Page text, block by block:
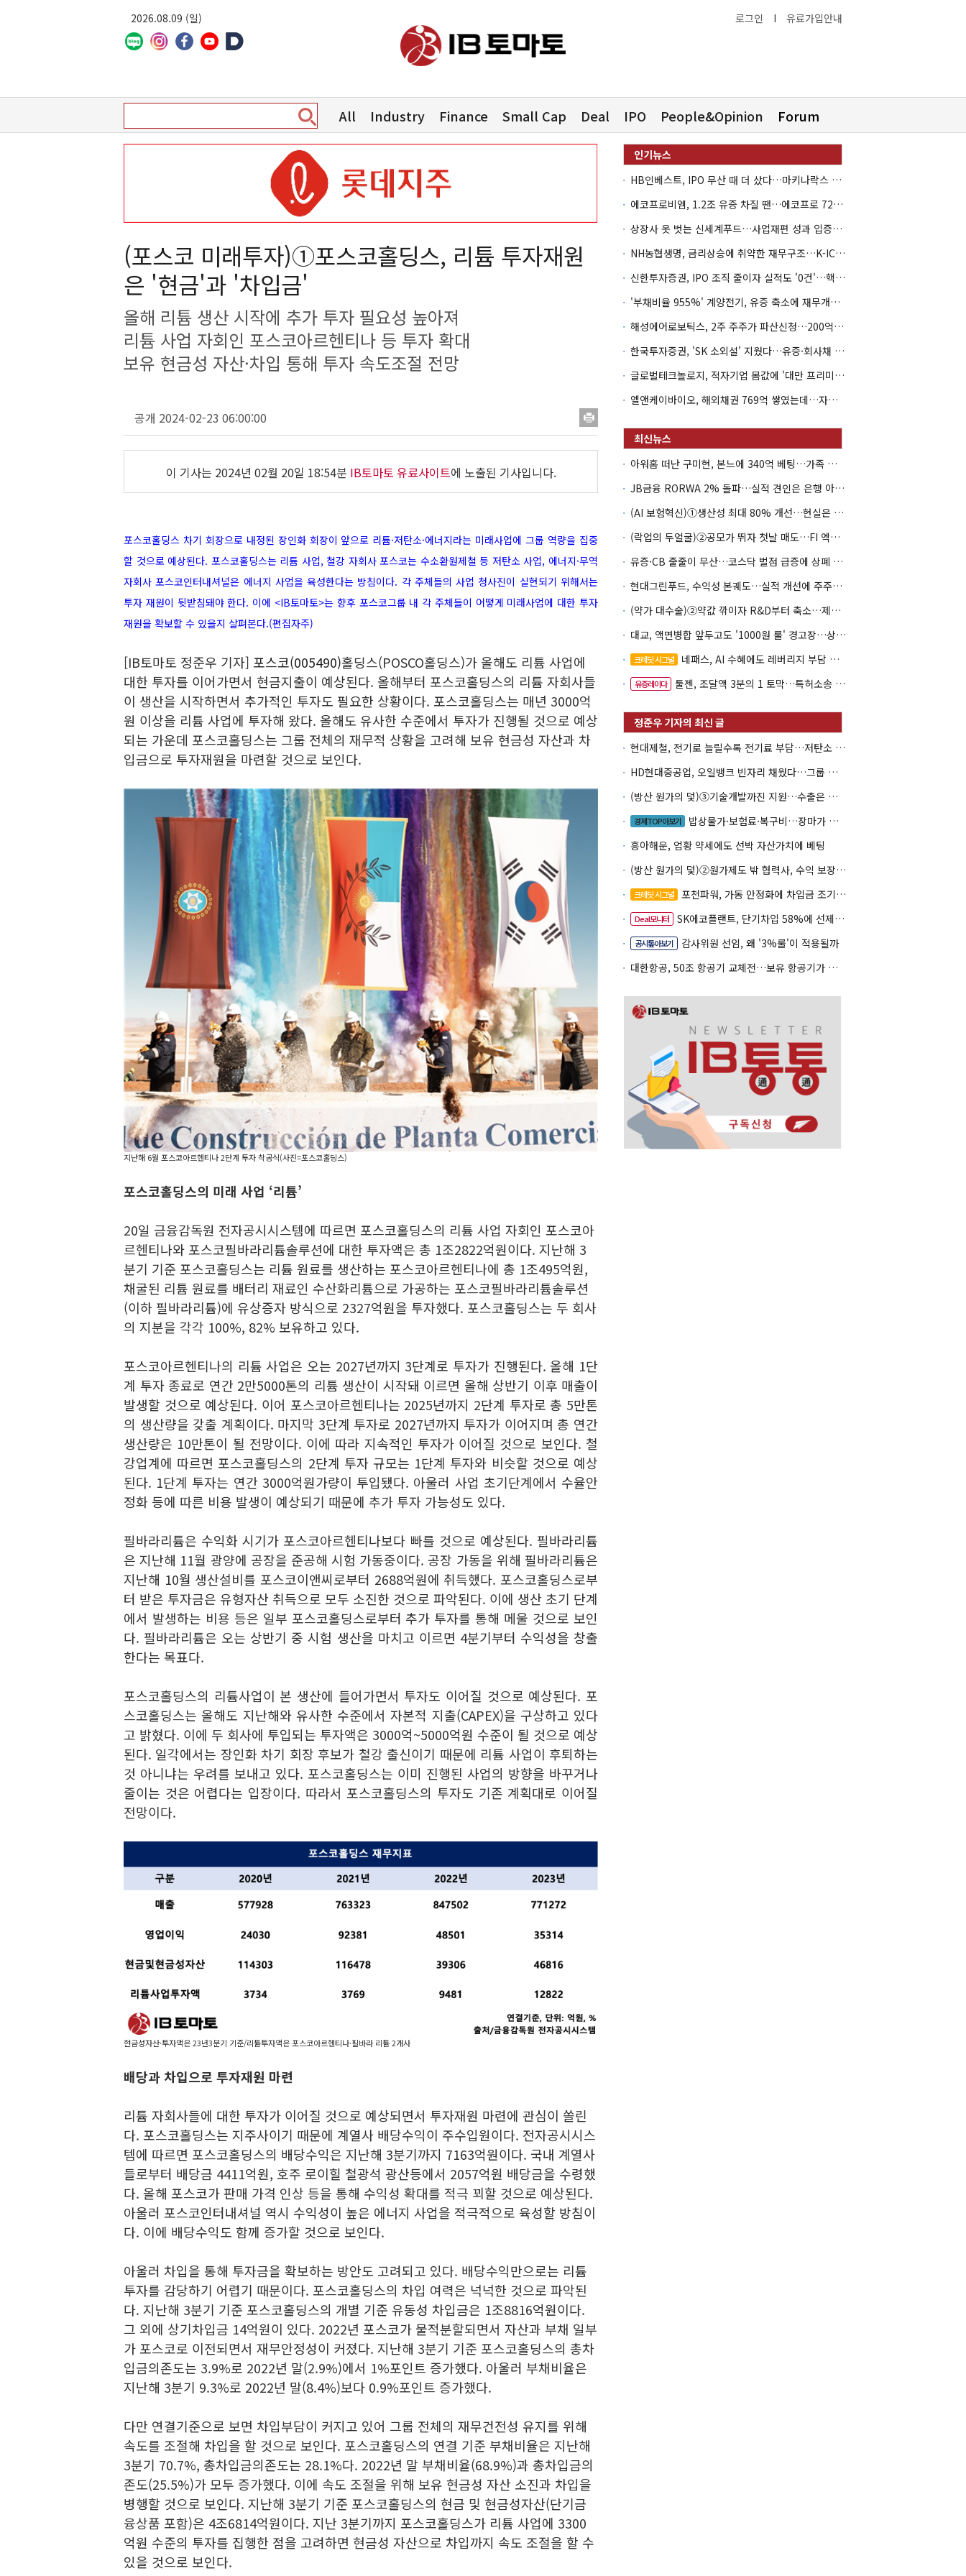
2026.08.09 (일) 로그인 I 유료가입안내
All Industry Finance Small Cap Deal IPO People&Opinion Forum
(포스코 미래투자)①포스코홀딩스, 리튬 투자재원
은 '현금'과 '차입금'
올해 리튬 생산 시작에 추가 투자 필요성 높아져
리튬 사업 자회인 포스코아르헨티나 등 투자 확대
보유 현금성 자산·차입 통해 투자 속도조절 전망
공개 2024-02-23 06:00:00
이 기사는 2024년 02월 20일 18:54분 IB토마토 유료사이트에 노출된 기사입니다.
포스코홀딩스 차기 회장으로 내정된 장인화 회장이 앞으로 리튬·저탄소·에너지라는 미래사업에 그룹 역량을 집중
할 것으로 예상된다. 포스코홀딩스는 리튬 사업, 철강 자회사 포스코는 수소환원제철 등 저탄소 사업, 에너지·무역
자회사 포스코인터내셔널은 에너지 사업을 육성한다는 방침이다. 각 주체들의 사업 청사진이 실현되기 위해서는
투자 재원이 뒷받침돼야 한다. 이에 <IB토마토>는 향후 포스코그룹 내 각 주체들이 어떻게 미래사업에 대한 투자
재원을 확보할 수 있을지 살펴본다.(편집자주)
[IB토마토 정준우 기자] 포스코(005490)홀딩스(POSCO홀딩스)가 올해도 리튬 사업에
대한 투자를 이어가면서 현금지출이 예상된다. 올해부터 포스코홀딩스의 리튬 자회사들
이 생산을 시작하면서 추가적인 투자도 필요한 상황이다. 포스코홀딩스는 매년 3000억
원 이상을 리튬 사업에 투자해 왔다. 올해도 유사한 수준에서 투자가 진행될 것으로 예상
되는 가운데 포스코홀딩스는 그룹 전체의 재무적 상황을 고려해 보유 현금성 자산과 차
입금으로 투자재원을 마련할 것으로 보인다.
지난해 6월 포스코아르헨티나 2단계 투자 착공식(사진=포스코홀딩스)
포스코홀딩스의 미래 사업 ‘리튬’
20일 금융감독원 전자공시시스템에 따르면 포스코홀딩스의 리튬 사업 자회인 포스코아
르헨티나와 포스코필바라리튬솔루션에 대한 투자액은 총 1조2822억원이다. 지난해 3
분기 기준 포스코홀딩스는 리튬 원료를 생산하는 포스코아르헨티나에 총 1조495억원,
채굴된 리튬 원료를 배터리 재료인 수산화리튬으로 가공하는 포스코필바라리튬솔루션
(이하 필바라리튬)에 유상증자 방식으로 2327억원을 투자했다. 포스코홀딩스는 두 회사
의 지분을 각각 100%, 82% 보유하고 있다.
포스코아르헨티나의 리튬 사업은 오는 2027년까지 3단계로 투자가 진행된다. 올해 1단
계 투자 종료로 연간 2만5000톤의 리튬 생산이 시작돼 이르면 올해 상반기 이후 매출이
발생할 것으로 예상된다. 이어 포스코아르헨티나는 2025년까지 2단계 투자로 총 5만톤
의 생산량을 갖출 계획이다. 마지막 3단계 투자로 2027년까지 투자가 이어지며 총 연간
생산량은 10만톤이 될 전망이다. 이에 따라 지속적인 투자가 이어질 것으로 보인다. 철
강업계에 따르면 포스코홀딩스의 2단계 투자 규모는 1단계 투자와 비슷할 것으로 예상
된다. 1단계 투자는 연간 3000억원가량이 투입됐다. 아울러 사업 초기단계에서 수율안
정화 등에 따른 비용 발생이 예상되기 때문에 추가 투자 가능성도 있다.
필바라리튬은 수익화 시기가 포스코아르헨티나보다 빠를 것으로 예상된다. 필바라리튬
은 지난해 11월 광양에 공장을 준공해 시험 가동중이다. 공장 가동을 위해 필바라리튬은
지난해 10월 생산설비를 포스코이앤씨로부터 2688억원에 취득했다. 포스코홀딩스로부
터 받은 투자금은 유형자산 취득으로 모두 소진한 것으로 파악된다. 이에 생산 초기 단계
에서 발생하는 비용 등은 일부 포스코홀딩스로부터 추가 투자를 통해 메울 것으로 보인
다. 필바라리튬은 오는 상반기 중 시험 생산을 마치고 이르면 4분기부터 수익성을 창출
한다는 목표다.
포스코홀딩스의 리튬사업이 본 생산에 들어가면서 투자도 이어질 것으로 예상된다. 포
스코홀딩스는 올해도 지난해와 유사한 수준에서 자본적 지출(CAPEX)을 구상하고 있다
고 밝혔다. 이에 두 회사에 투입되는 투자액은 3000억~5000억원 수준이 될 것으로 예상
된다. 일각에서는 장인화 차기 회장 후보가 철강 출신이기 때문에 리튬 사업이 후퇴하는
것 아니냐는 우려를 보내고 있다. 포스코홀딩스는 이미 진행된 사업의 방향을 바꾸거나
줄이는 것은 어렵다는 입장이다. 따라서 포스코홀딩스의 투자도 기존 계획대로 이어질
전망이다.
현금성자산·투자액은 23년3분기 기준/리튬투자액은 포스코아르헨티나·필바라 리튬 2개사
배당과 차입으로 투자재원 마련
리튬 자회사들에 대한 투자가 이어질 것으로 예상되면서 투자재원 마련에 관심이 쏠린
다. 포스코홀딩스는 지주사이기 때문에 계열사 배당수익이 주수입원이다. 전자공시시스
템에 따르면 포스코홀딩스의 배당수익은 지난해 3분기까지 7163억원이다. 국내 계열사
들로부터 배당금 4411억원, 호주 로이힐 철광석 광산등에서 2057억원 배당금을 수령했
다. 올해 포스코가 판매 가격 인상 등을 통해 수익성 확대를 적극 꾀할 것으로 예상된다.
아울러 포스코인터내셔널 역시 수익성이 높은 에너지 사업을 적극적으로 육성할 방침이
다. 이에 배당수익도 함께 증가할 것으로 보인다.
아울러 차입을 통해 투자금을 확보하는 방안도 고려되고 있다. 배당수익만으로는 리튬
투자를 감당하기 어렵기 때문이다. 포스코홀딩스의 차입 여력은 넉넉한 것으로 파악된
다. 지난해 3분기 기준 포스코홀딩스의 개별 기준 유동성 차입금은 1조8816억원이다.
그 외에 상기차입금 14억원이 있다. 2022년 포스코가 물적분할되면서 자산과 부채 일부
가 포스코로 이전되면서 재무안정성이 커졌다. 지난해 3분기 기준 포스코홀딩스의 총차
입금의존도는 3.9%로 2022년 말(2.9%)에서 1%포인트 증가했다. 아울러 부채비율은
지난해 3분기 9.3%로 2022년 말(8.4%)보다 0.9%포인트 증가했다.
다만 연결기준으로 보면 차입부담이 커지고 있어 그룹 전체의 재무건전성 유지를 위해
속도를 조절해 차입을 할 것으로 보인다. 포스코홀딩스의 연결 기준 부채비율은 지난해
3분기 70.7%, 총차입금의존도는 28.1%다. 2022년 말 부채비율(68.9%)과 총차입금의
존도(25.5%)가 모두 증가했다. 이에 속도 조절을 위해 보유 현금성 자산 소진과 차입을
병행할 것으로 보인다. 지난해 3분기 기준 포스코홀딩스의 현금 및 현금성자산(단기금
융상품 포함)은 4조6814억원이다. 지난 3분기까지 포스코홀딩스가 리튬 사업에 3300
억원 수준의 투자를 집행한 점을 고려하면 현금성 자산으로 차입까지 속도 조절을 할 수
있을 것으로 보인다.
HB인베스트, IPO 무산 때 더 샀다…마키나락스 투자 2.7배 회수
에코프로비엠, 1.2조 유증 차질 땐…에코프로 7270억 '독박'
상장사 옷 벗는 신세계푸드…사업재편 성과 입증할까
NH농협생명, 금리상승에 취약한 재무구조…K-ICS 변동성 '주의보'
신한투자증권, IPO 조직 줄이자 실적도 '0건'…핵심 인력까지 이탈
'부채비율 955%' 계양전기, 유증 축소에 재무개선 효과 '뚝'
해성에어로보틱스, 2주 주주가 파산신청…200억 CB 분쟁 확산
한국투자증권, 'SK 소외설' 지웠다…유증·회사채 주관 연속 수임
글로벌테크놀로지, 적자기업 몸값에 '대만 프리미엄'…공모가 논란
엘앤케이바이오, 해외채권 769억 쌓였는데…자회사 4곳 자본잠식
아워홈 떠난 구미현, 본느에 340억 베팅…가족 지배체제 구축
JB금융 RORWA 2% 돌파…실적 견인은 은행 아닌 캐피탈
(AI 보험혁신)①생산성 최대 80% 개선…현실은 '실행 격차'
(락업의 두얼굴)②공모가 뛰자 첫날 매도…FI 엑시트 전략 갈렸다
유증·CB 줄줄이 무산…코스닥 벌점 급증에 상폐 압박
현대그린푸드, 수익성 본궤도…실적 개선에 주주환원까지
(약가 대수술)②약값 깎이자 R&D부터 축소…제약업계 비상경영 돌입
대교, 액면병합 앞두고도 '1000원 룰' 경고장…상장유지 시험대
크레딧 시그널 네패스, AI 수혜에도 레버리지 부담 여전
유증레이다 툴젠, 조달액 3분의 1 토막…특허소송 비용부터 챙긴다
현대제철, 전기로 늘릴수록 전기료 부담…저탄소 전환의 역설
HD현대중공업, 오일뱅크 빈자리 채웠다…그룹 배당 핵심축 부상
(방산 원가의 덫)③기술개발까진 지원…수출은 각자도생
경제TOP아보기
밥상물가·보험료·복구비…장마가 내미는 청구서
흥아해운, 업황 약세에도 선박 자산가치에 베팅
(방산 원가의 덫)②원가제도 밖 협력사, 수익 보장도 협상력도 없다
크레딧 시그널 포천파워, 가동 안정화에 차입금 조기상환 속도
Deal모니터 SK에코플랜트, 단기차입 58%에 선제 차환 카드
공시톺아보기
감사위원 선임, 왜 '3%룰'이 적용될까
대한항공, 50조 항공기 교체전…보유 항공기가 조달 카드